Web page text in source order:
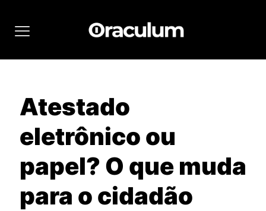
Atestado
eletrônico ou
papel? O que muda
para o cidadão